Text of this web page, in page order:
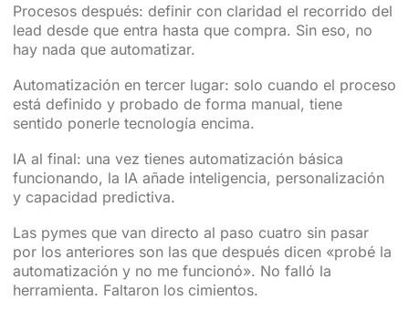
Procesos después: definir con claridad el recorrido del
lead desde que entra hasta que compra. Sin eso, no
hay nada que automatizar.
Automatización en tercer lugar: solo cuando el proceso
está definido y probado de forma manual, tiene
sentido ponerle tecnología encima.
IA al final: una vez tienes automatización básica
funcionando, la IA añade inteligencia, personalización
y capacidad predictiva.
Las pymes que van directo al paso cuatro sin pasar
por los anteriores son las que después dicen «probé la
automatización y no me funcionó». No falló la
herramienta. Faltaron los cimientos.